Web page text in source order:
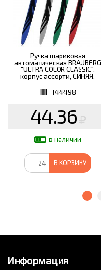
Ручка шариковая
автоматическая BRAUBERG
"ULTRA COLOR CLASSIC",
корпус ассорти, СИНЯЯ,
линия письма 0,35 мм,
144498
144498
44.36
в наличии
В КОРЗИНУ
Информация